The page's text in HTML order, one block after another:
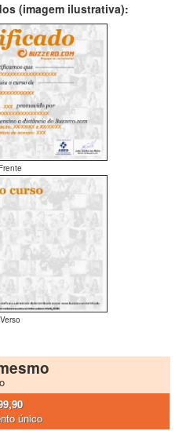
(imagem ilustrativa):
Frente
Verso
único